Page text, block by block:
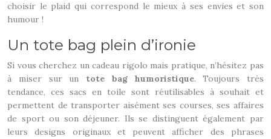
choisir le plaid qui correspond le mieux à ses envies et son
humour !
Un tote bag plein d’ironie
Si vous cherchez un cadeau rigolo mais pratique, n’hésitez pas
à miser sur un tote bag humoristique. Toujours très
tendance, ces sacs en toile sont réutilisables à souhait et
permettent de transporter aisément ses courses, ses affaires
de sport ou son déjeuner. Ils se distinguent également par
leurs designs originaux et peuvent afficher des phrases